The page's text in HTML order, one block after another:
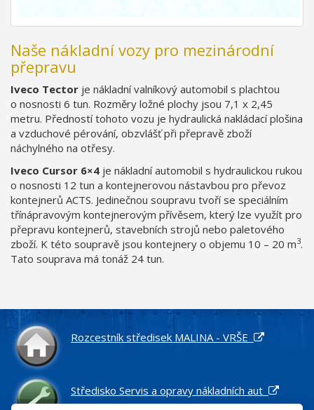
Naše nákladní vozy pro mezinárodní
přepravu
Iveco Tector je nákladní valníkový automobil s plachtou
o nosnosti 6 tun. Rozměry ložné plochy jsou 7,1 x 2,45
metru. Předností tohoto vozu je hydraulická nakládací plošina
a vzduchové pérování, obzvlášť při přepravě zboží
náchylného na otřesy.
Iveco Cursor 6×4 je nákladní automobil s hydraulickou rukou
o nosnosti 12 tun a kontejnerovou nástavbou pro převoz
kontejnerů ACTS. Jedinečnou soupravu tvoří se speciálním
třínápravovým kontejnerovým přívěsem, který lze využít pro
přepravu kontejnerů, stavebních strojů nebo paletového
zboží. K této soupravě jsou kontejnery o objemu 10 – 20 m3.
Tato souprava má tonáž 24 tun.
Rozcestník středisek MALINA - VRŠE
Středisko Servis a opravy nákladních aut